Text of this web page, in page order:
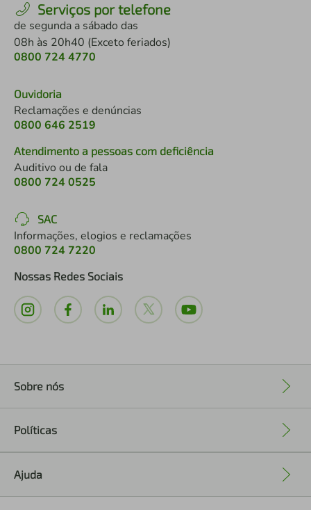
Serviços por telefone
de segunda a sábado das
08h às 20h40 (Exceto feriados)
0800 724 4770
Ouvidoria
Reclamações e denúncias
0800 646 2519
Atendimento a pessoas com deficiência
Auditivo ou de fala
0800 724 0525
SAC
Informações, elogios e reclamações
0800 724 7220
Nossas Redes Sociais
Sobre nós
Políticas
Ajuda